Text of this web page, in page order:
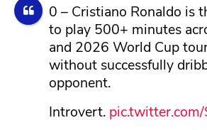
0 – Cristiano Ronaldo is
to play 500+ minutes
and 2026 World Cup
without successfully
opponent.
Introvert.